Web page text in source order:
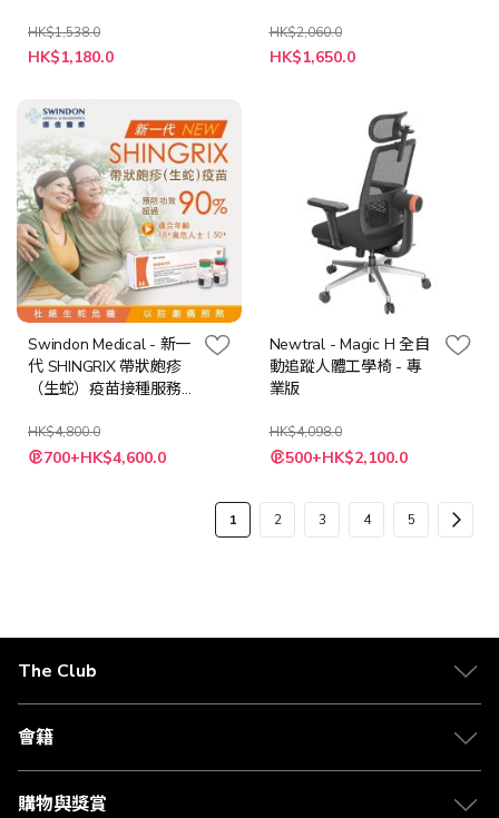
HK$1,538.0
特
殊
HK$1,180.0
HK$2,060.0
特
殊
HK$1,650.0
Swindon Medical - 新一
代 SHINGRIX 帶狀皰疹
（生蛇）疫苗接種服務
HK$4,800.0
特
殊 700+HK$4,600.0
Newtral - Magic H 全自
動追蹤人體工學椅 - 專
業版
HK$4,098.0
500+HK$2,100.0
頁
您
1
頁
2
頁
3
頁
4
頁
5
The Club
關於 The Club
合作夥伴
媒體中心
會籍
會籍及專屬禮遇
賺取積分
購物與獎賞